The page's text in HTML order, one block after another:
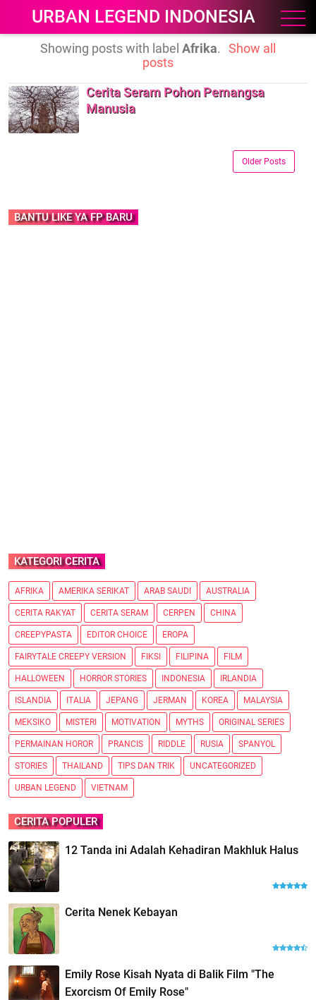
URBAN LEGEND INDONESIA
Showing posts with label Afrika.
Show all
posts
Cerita Seram Pohon Pemangsa
Manusia
Older Posts
BANTU LIKE YA FP BARU
KATEGORI CERITA
AFRIKA AMERIKA SERIKAT ARAB SAUDI AUSTRALIA
CERITA RAKYAT CERITA SERAM CERPEN CHINA
CREEPYPASTA EDITOR CHOICE EROPA
FAIRYTALE CREEPY VERSION FIKSI FILIPINA FILM
HALLOWEEN HORROR STORIES INDONESIA IRLANDIA
ISLANDIA ITALIA JEPANG JERMAN KOREA MALAYSIA
MEKSIKO MISTERI MOTIVATION MYTHS ORIGINAL SERIES
PERMAINAN HOROR PRANCIS RIDDLE RUSIA SPANYOL
STORIES THAILAND TIPS DAN TRIK UNCATEGORIZED
URBAN LEGEND VIETNAM
CERITA POPULER
12 Tanda ini Adalah Kehadiran Makhluk Halus
Cerita Nenek Kebayan
Emily Rose Kisah Nyata di Balik Film "The
Exorcism Of Emily Rose"